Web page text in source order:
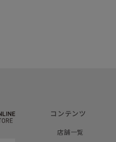
コンテンツ
店舗一覧